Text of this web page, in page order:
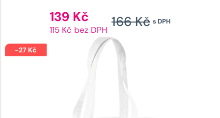
s DPH
166Kč
139 Kč cena
je:
139 Kč.
115 Kč bez DPH
-27 Kč